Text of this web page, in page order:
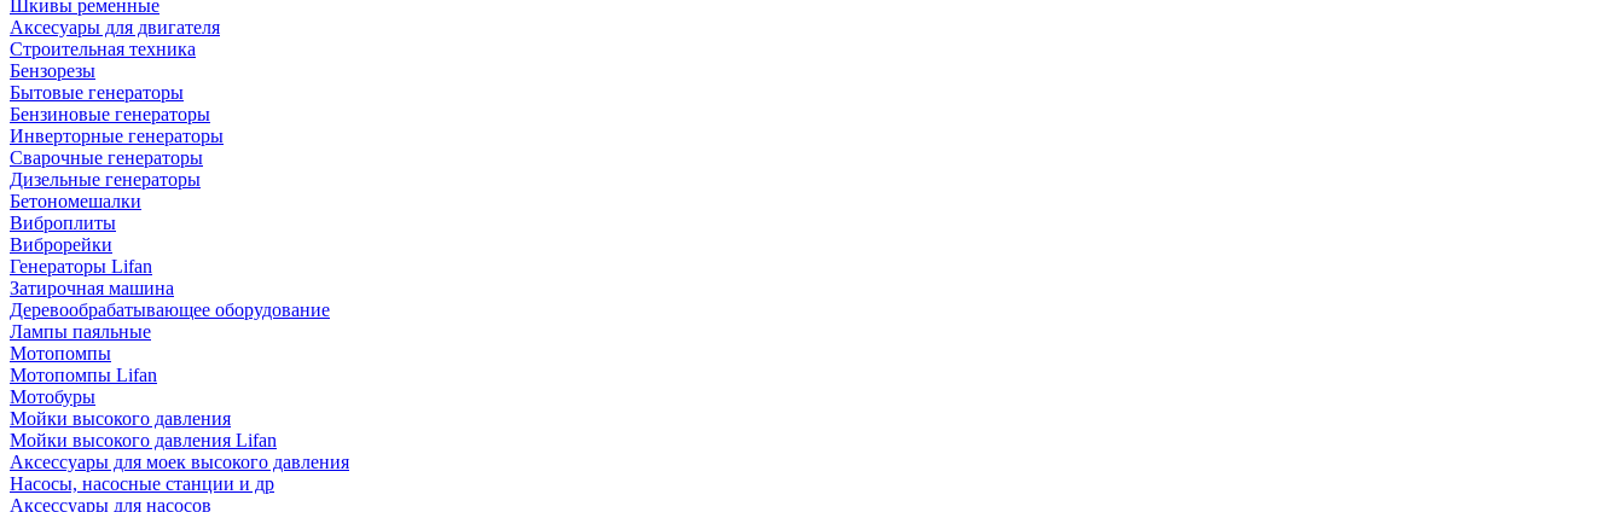
Шкивы ременные
Аксесуары для двигателя
Строительная техника
Бензорезы
Бытовые генераторы
Бензиновые генераторы
Инверторные генераторы
Сварочные генераторы
Дизельные генераторы
Бетономешалки
Виброплиты
Виброрейки
Генераторы Lifan
Затирочная машина
Деревообрабатывающее оборудование
Лампы паяльные
Мотопомпы
Мотопомпы Lifan
Мотобуры
Мойки высокого давления
Мойки высокого давления Lifan
Аксессуары для моек высокого давления
Насосы, насосные станции и др
Аксессуары для насосов